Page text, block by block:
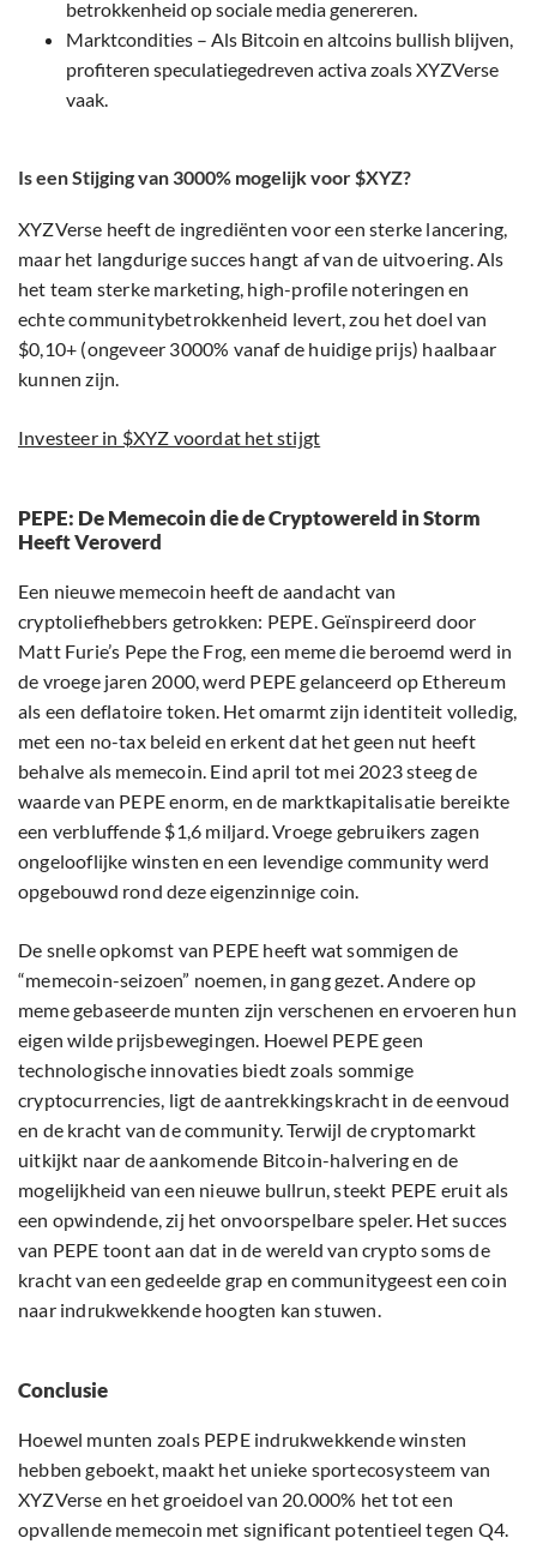
betrokkenheid op sociale media genereren.
Marktcondities – Als Bitcoin en altcoins bullish blijven,
profiteren speculatiegedreven activa zoals XYZVerse
vaak.
Is een Stijging van 3000% mogelijk voor $XYZ?
XYZVerse heeft de ingrediënten voor een sterke lancering,
maar het langdurige succes hangt af van de uitvoering. Als
het team sterke marketing, high-profile noteringen en
echte communitybetrokkenheid levert, zou het doel van
$0,10+ (ongeveer 3000% vanaf de huidige prijs) haalbaar
kunnen zijn.
Investeer in $XYZ voordat het stijgt
PEPE: De Memecoin die de Cryptowereld in Storm
Heeft Veroverd
Een nieuwe memecoin heeft de aandacht van
cryptoliefhebbers getrokken: PEPE. Geïnspireerd door
Matt Furie’s Pepe the Frog, een meme die beroemd werd in
de vroege jaren 2000, werd PEPE gelanceerd op Ethereum
als een deflatoire token. Het omarmt zijn identiteit volledig,
met een no-tax beleid en erkent dat het geen nut heeft
behalve als memecoin. Eind april tot mei 2023 steeg de
waarde van PEPE enorm, en de marktkapitalisatie bereikte
een verbluffende $1,6 miljard. Vroege gebruikers zagen
ongelooflijke winsten en een levendige community werd
opgebouwd rond deze eigenzinnige coin.
De snelle opkomst van PEPE heeft wat sommigen de
“memecoin-seizoen” noemen, in gang gezet. Andere op
meme gebaseerde munten zijn verschenen en ervoeren hun
eigen wilde prijsbewegingen. Hoewel PEPE geen
technologische innovaties biedt zoals sommige
cryptocurrencies, ligt de aantrekkingskracht in de eenvoud
en de kracht van de community. Terwijl de cryptomarkt
uitkijkt naar de aankomende Bitcoin-halvering en de
mogelijkheid van een nieuwe bullrun, steekt PEPE eruit als
een opwindende, zij het onvoorspelbare speler. Het succes
van PEPE toont aan dat in de wereld van crypto soms de
kracht van een gedeelde grap en communitygeest een coin
naar indrukwekkende hoogten kan stuwen.
Conclusie
Hoewel munten zoals PEPE indrukwekkende winsten
hebben geboekt, maakt het unieke sportecosysteem van
XYZVerse en het groeidoel van 20.000% het tot een
opvallende memecoin met significant potentieel tegen Q4.